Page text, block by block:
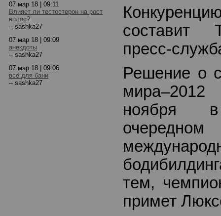
07 мар 18 | 09:11
Влияет ли тестостерон на рост
волос?
-- sashka27
07 мар 18 | 09:09
анекдоты
-- sashka27
07 мар 18 | 09:06
всё для бани
-- sashka27
составит
пресс-
Решение о
мира–2012
ноября
тем,
примет